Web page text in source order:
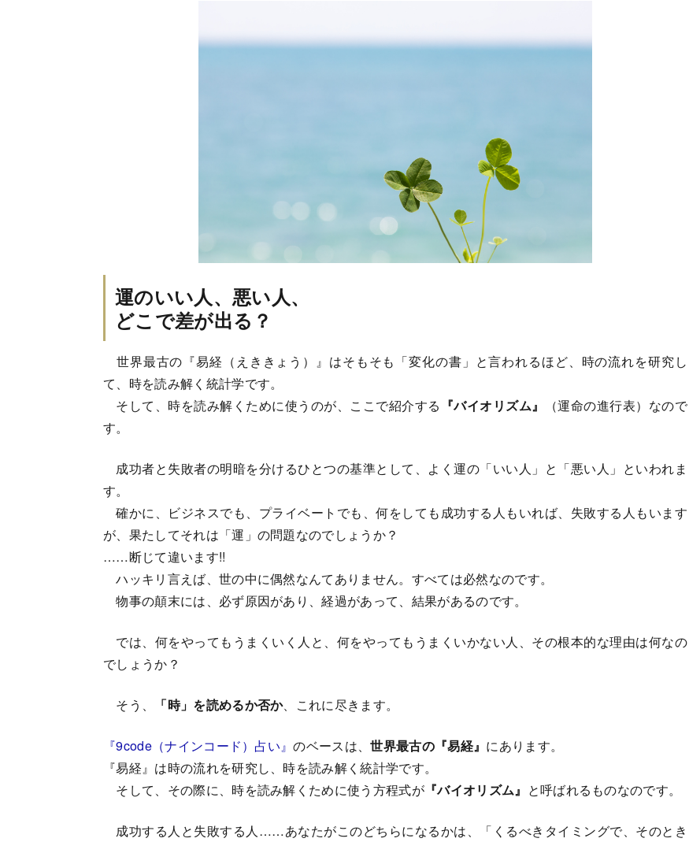
運のいい人、悪い人、
どこで差が出る？
世界最古の『易経（えききょう）』はそもそも「変化の書」と言われるほど、時の流れを研究し
て、時を読み解く統計学です。
そして、時を読み解くために使うのが、ここで紹介する 『バイオリズム』
（運命の進行表）なので
す。
成功者と失敗者の明暗を分けるひとつの基準として、よく運の「いい人」と「悪い人」といわれま
す。
確かに、ビジネスでも、プライベートでも、何をしても成功する人もいれば、失敗する人もいます
が、果たしてそれは「運」の問題なのでしょうか？
……断じて違います!!
ハッキリ言えば、世の中に偶然なんてありません。すべては必然なのです。
物事の顛末には、必ず原因があり、経過があって、結果があるのです。
では、何をやってもうまくいく人と、何をやってもうまくいかない人、その根本的な理由は何なの
でしょうか？
そう、 「時」を読めるか否か、これに尽きます。
『9code（ナインコード）占い』のベースは、世界最古の『易経』 にあります。
『易経』は時の流れを研究し、時を読み解く統計学です。
そして、その際に、時を読み解くために使う方程式が 『バイオリズム』 と呼ばれるものなのです。
成功する人と失敗する人……あなたがこのどちらになるかは、「くるべきタイミングで、そのとき